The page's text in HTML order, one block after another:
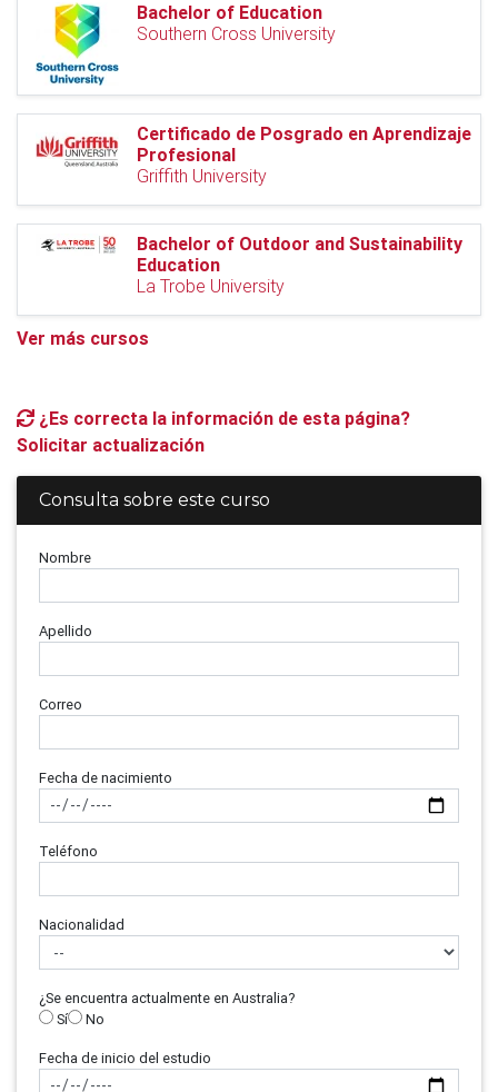
Bachelor of Education
Southern Cross University
Certificado de Posgrado en Aprendizaje
Profesional
Griffith University
Bachelor of Outdoor and Sustainability
Education
La Trobe University
Ver más cursos
¿Es correcta la información de esta página?
Solicitar actualización
Consulta sobre este curso
Nombre
Apellido
Correo
Fecha de nacimiento
Teléfono
Nacionalidad
¿Se encuentra actualmente en Australia?
Sí
No
Fecha de inicio del estudio